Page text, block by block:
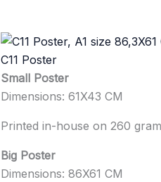
C11 Poster
Small Poster
Dimensions: 61X43 CM
Printed in-house on 260
Big Poster
Dimensions: 86X61 CM